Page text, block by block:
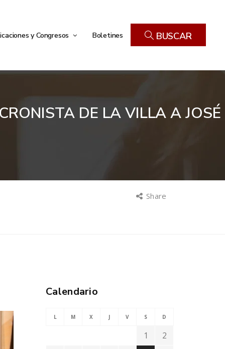
y Congresos Boletines BUSCAR
DE LA VILLA A JOSÉ
Share
Calendario
L M X J V S D
1
2